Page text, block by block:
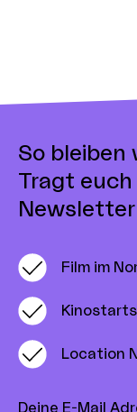
So bleiben
Tragt
Newsletter
Film im
Kinostarts
Location
Deine E-Mail